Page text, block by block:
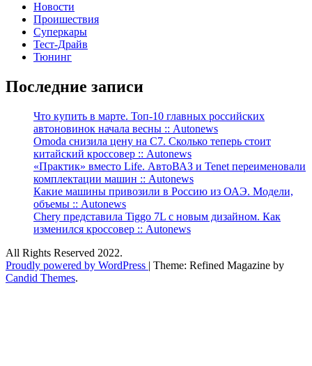
Новости
Проишествия
Суперкары
Тест-Драйв
Тюнинг
Последние записи
Что купить в марте. Топ-10 главных российских
автоновинок начала весны :: Autonews
Omoda снизила цену на C7. Сколько теперь стоит
китайский кроссовер :: Autonews
«Практик» вместо Life. АвтоВАЗ и Tenet переименовали
комплектации машин :: Autonews
Какие машины привозили в Россию из ОАЭ. Модели,
объемы :: Autonews
Chery представила Tiggo 7L с новым дизайном. Как
изменился кроссовер :: Autonews
All Rights Reserved 2022.
Proudly powered by WordPress | Theme: Refined Magazine by
Candid Themes.